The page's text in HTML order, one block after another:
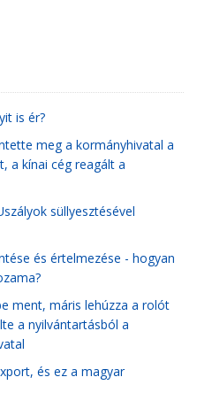
is ér?
meg a kormányhivatal a
a kínai cég reagált a
süllyesztésével
és értelmezése - hogyan
ment, máris lehúzza a rolót
a nyilvántartásból a
és ez a magyar